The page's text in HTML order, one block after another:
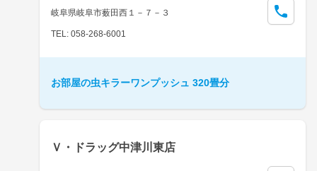
岐阜県岐阜市薮田西１－７－３
TEL: 058-268-6001
お部屋の虫キラーワンプッシュ 320畳分
Ｖ・ドラッグ中津川東店